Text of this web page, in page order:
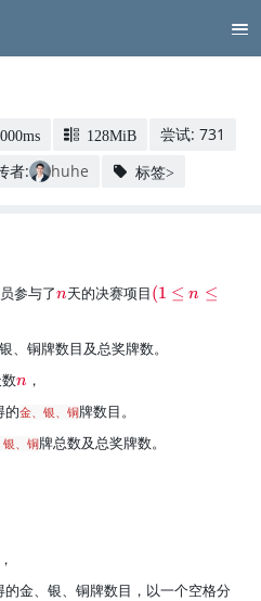
128MiB
尝试: 731
者: huhe 标签>
参与了\
d
n天的决赛项目\
d
n
(1 ≤ n ≤
、铜牌数目及总奖牌数。
\
e
{
n ，
的金、银、铜牌数目。
银、铜牌总数及总奖牌数。
，
的金、银、铜牌数目，以一个空格分